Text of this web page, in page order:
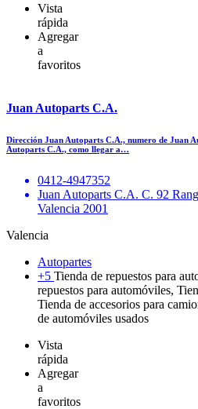
Vista
rápida
Agregar
a
favoritos
Juan Autoparts C.A.
Dirección Juan Autoparts C.A., numero de Juan
Autoparts C.A., como llegar a…
0412-4947352
Juan Autoparts C.A. C. 92
Valencia 2001
Valencia
Autopartes
+5 Tienda de repuestos para
repuestos para automóviles,
Tienda de accesorios para
de automóviles usados
Vista
rápida
Agregar
a
favoritos